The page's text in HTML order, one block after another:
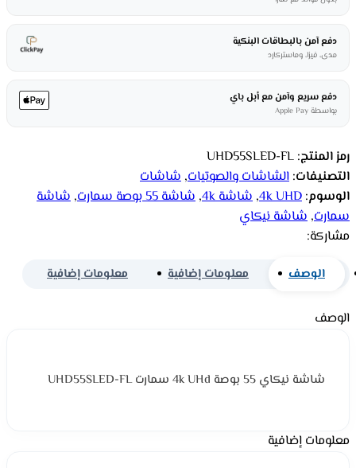
دفع آمن بالبطاقات البنكية
مدى، فيزا، وماستركارد
دفع سريع وآمن مع أبل باي
بواسطة Apple Pay
رمز المنتج: UHD55SLED-FL
التصنيفات: الشاشات والصوتيات, شاشات
الوسوم: 4k UHD
, شاشة 4k , شاشة 55 بوصة سمارت , شاشة
سمارت, شاشة نيكاي
مشاركة:
الوصف معلومات إضافية معلومات إضافية
الوصف
شاشة نيكاي 55 بوصة 4k UHd سمارت UHD55SLED-FL
معلومات إضافية